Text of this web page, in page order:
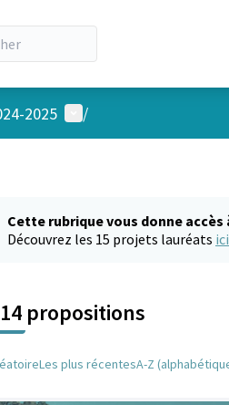
2025 Menu utilisateur
/
Cette rubrique vous donne
Découvrez les 15 projets lauréats ici
propositions
Les plus récentesA-Z